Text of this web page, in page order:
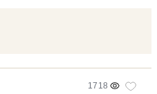
1718